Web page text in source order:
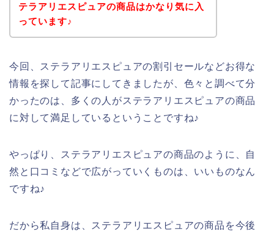
テラアリエスピュアの商品はかなり気に入
っています♪
今回、ステラアリエスピュアの割引セールなどお得な
情報を探して記事にしてきましたが、色々と調べて分
かったのは、多くの人がステラアリエスピュアの商品
に対して満足しているということですね♪
やっぱり、ステラアリエスピュアの商品のように、自
然と口コミなどで広がっていくものは、いいものなん
ですね♪
だから私自身は、ステラアリエスピュアの商品を今後